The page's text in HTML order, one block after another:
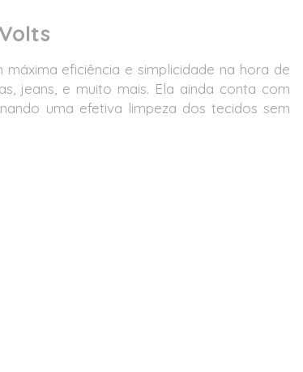
eficiência e simplicidade na hora de
jeans, e muito mais. Ela ainda conta com
uma efetiva limpeza dos tecidos sem